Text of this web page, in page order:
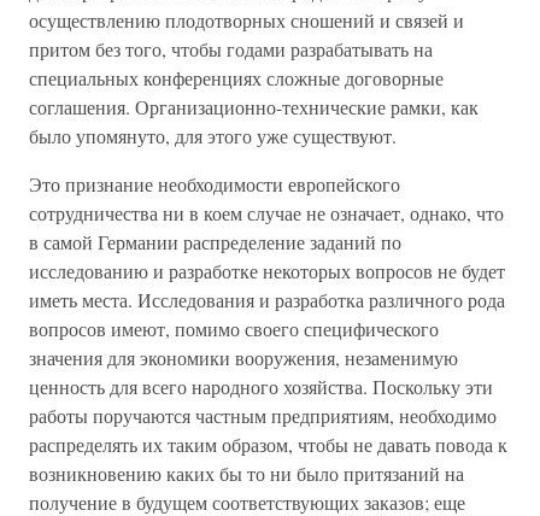
осуществлению плодотворных сношений и связей и
притом без того, чтобы годами разрабатывать на
специальных конференциях сложные договорные
соглашения. Организационно-технические рамки, как
было упомянуто, для этого уже существуют.
Это признание необходимости европейского
сотрудничества ни в коем случае не означает, однако, что
в самой Германии распределение заданий по
исследованию и разработке некоторых вопросов не будет
иметь места. Исследования и разработка различного рода
вопросов имеют, помимо своего специфического
значения для экономики вооружения, незаменимую
ценность для всего народного хозяйства. Поскольку эти
работы поручаются частным предприятиям, необходимо
распределять их таким образом, чтобы не давать повода к
возникновению каких бы то ни было притязаний на
получение в будущем соответствующих заказов; еще